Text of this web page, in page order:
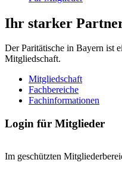
Ihr starker
Der Paritätische in Bayern ist
Mitgliedschaft.
Mitgliedschaft
Fachbereiche
Fachinformationen
Login für Mitglieder
Im geschützten